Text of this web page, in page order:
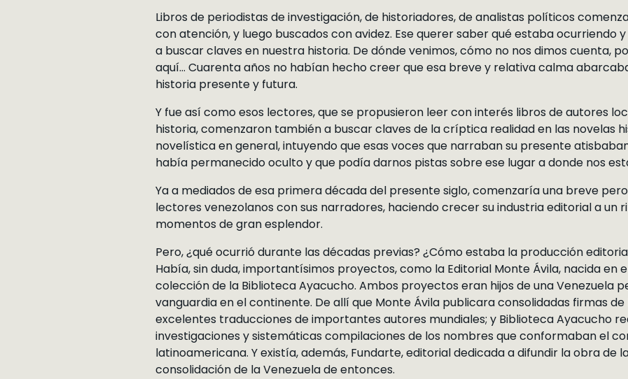
Libros de periodistas de investigación, de historiadores, de analistas políticos
con atención, y luego buscados con avidez. Ese querer saber qué estaba ocurriendo
a buscar claves en nuestra historia. De dónde venimos, cómo no nos dimos cuenta,
aquí… Cuarenta años no habían hecho creer que esa breve y relativa calma
historia presente y futura.
Y fue así como esos lectores, que se propusieron leer con interés libros de autores
historia, comenzaron también a buscar claves de la críptica realidad en las novelas
novelística en general, intuyendo que esas voces que narraban su presente
había permanecido oculto y que podía darnos pistas sobre ese lugar a donde nos
Ya a mediados de esa primera década del presente siglo, comenzaría una breve
lectores venezolanos con sus narradores, haciendo crecer su industria editorial a un
momentos de gran esplendor.
Pero, ¿qué ocurrió durante las décadas previas? ¿Cómo estaba la producción
Había, sin duda, importantísimos proyectos, como la Editorial Monte Ávila, nacida en
colección de la Biblioteca Ayacucho. Ambos proyectos eran hijos de una Venezuela
vanguardia en el continente. De allí que Monte Ávila publicara consolidadas firmas
excelentes traducciones de importantes autores mundiales; y Biblioteca Ayacucho
investigaciones y sistemáticas compilaciones de los nombres que conformaban el
latinoamericana. Y existía, además, Fundarte, editorial dedicada a difundir la obra de
consolidación de la Venezuela de entonces.